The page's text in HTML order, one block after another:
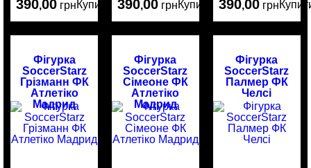
390,00 грнКупити 390,00 грнКупити 390,00 грн
Фігурка
SoccerStarz
Грізманн ФК
Атлетіко
Мадрид
Фігурка
SoccerStarz
Сімеоне ФК
Атлетіко
Мадрид
Фігурка
SoccerStarz
Палмер ФК
Челсі